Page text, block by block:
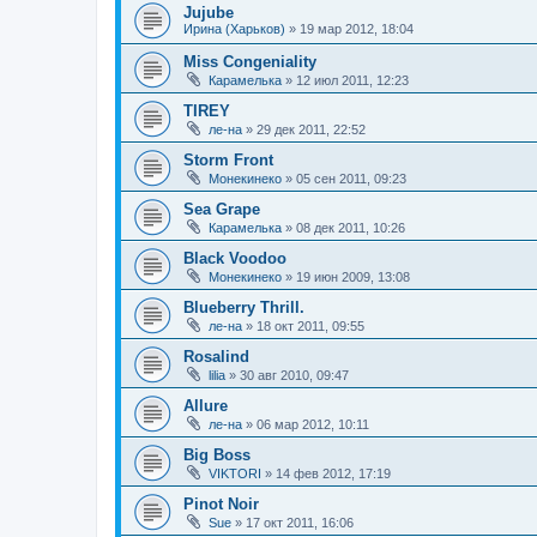
Jujube
Ирина (Харьков) » 19 мар 2012, 18:04
Miss Congeniality
Карамелька » 12 июл 2011, 12:23
TIREY
ле-на » 29 дек 2011, 22:52
Storm Front
Монекинеко » 05 сен 2011, 09:23
Sea Grape
Карамелька » 08 дек 2011, 10:26
Black Voodoo
Монекинеко » 19 июн 2009, 13:08
Blueberry Thrill.
ле-на » 18 окт 2011, 09:55
Rosalind
lilia » 30 авг 2010, 09:47
Allure
ле-на » 06 мар 2012, 10:11
Big Boss
VIKTORI » 14 фев 2012, 17:19
Pinot Noir
Sue » 17 окт 2011, 16:06